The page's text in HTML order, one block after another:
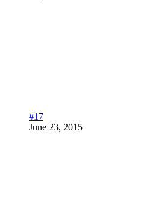
#17
June 23, 2015